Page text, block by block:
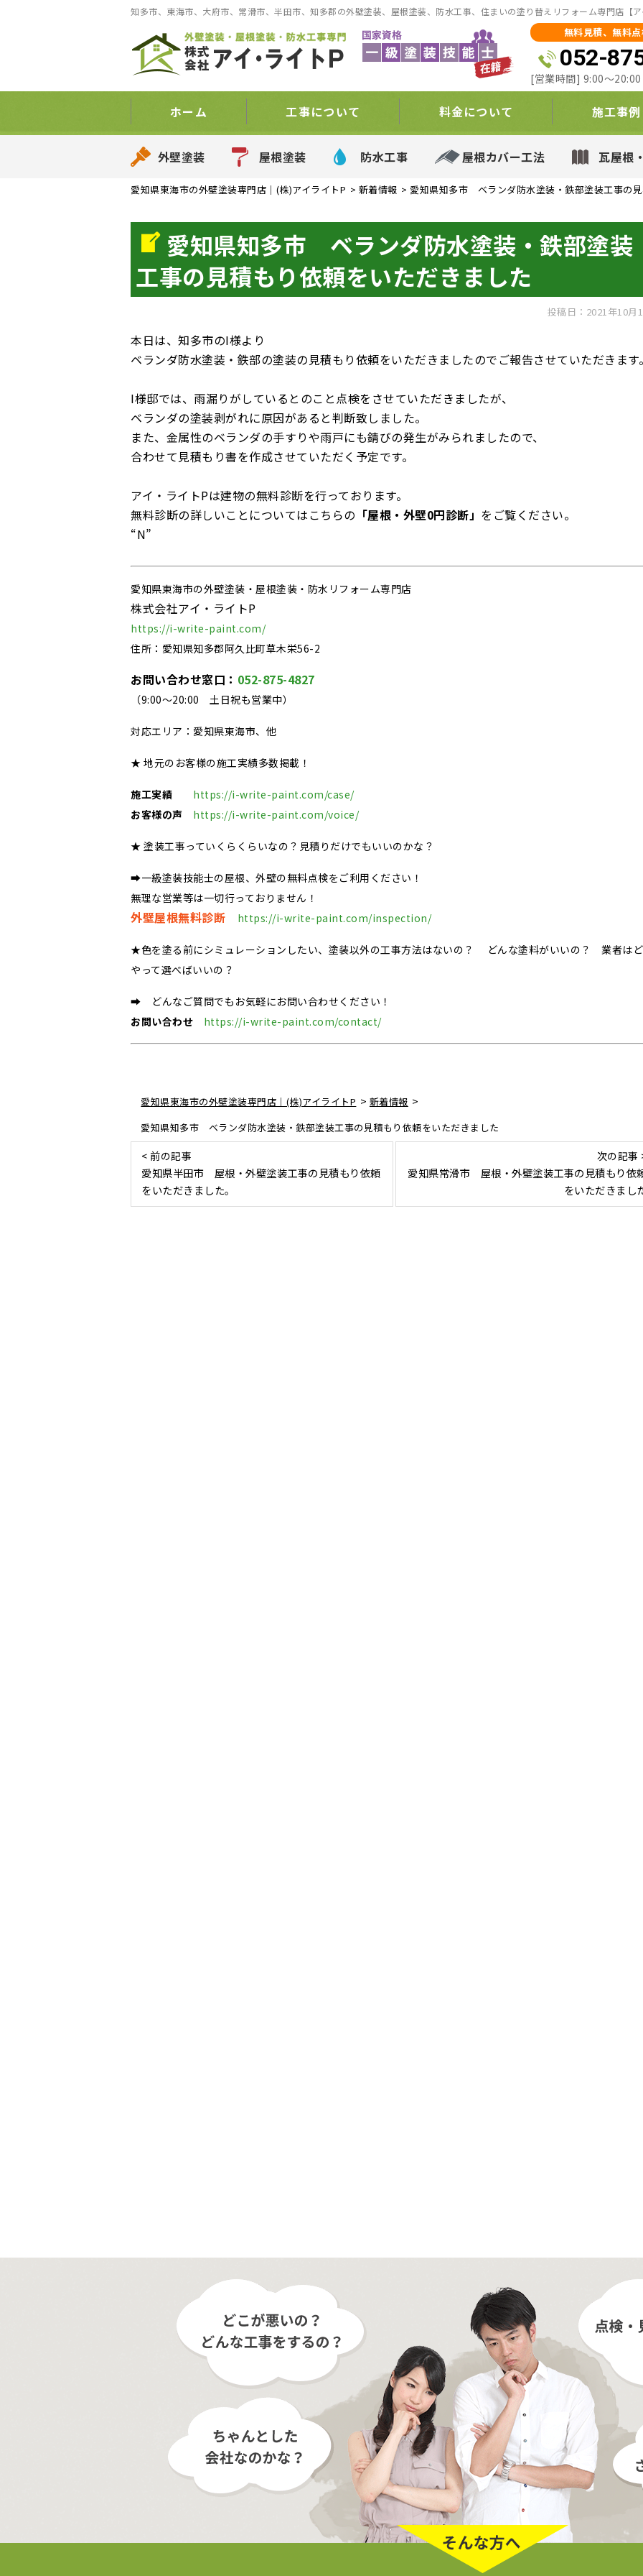
知多市、東海市、大府市、常滑市、半田市、知多郡の外壁塗装、屋根塗装、防水工事、住まいの塗り替えリフォーム専門店【
無料見積、無料
052-
[営業時間] 9:00～
ホーム 工事について 料金について 施工事例
外壁塗装 屋根塗装 防水工事 屋根カバー工法 瓦屋根
愛知県東海市の外壁塗装専門店｜(株)アイライトP > 新着情報 > 愛知県知多市 ベランダ防水塗装・鉄部塗装工事の
愛知県知多市 ベランダ防水塗装・鉄部塗装
工事の見積もり依頼をいただきました
投稿日：2021年10月
本日は、知多市のI様より
ベランダ防水塗装・鉄部の塗装の見積もり依頼をいただきましたのでご報告させていただきます
I様邸では、雨漏りがしているとのこと点検をさせていただきましたが、
ベランダの塗装剥がれに原因があると判断致しました。
また、金属性のベランダの手すりや雨戸にも錆びの発生がみられましたので、
合わせて見積もり書を作成させていただく予定です。
アイ・ライトPは建物の無料診断を行っております。
無料診断の詳しいことについてはこちらの 「屋根・外壁0円診断」 をご覧ください。
“N”
愛知県東海市の外壁塗装・屋根塗装・防水リフォーム専門店
株式会社アイ・ライトP
https://i-write-paint.com/
住所：愛知県知多郡阿久比町草木栄56-2
お問い合わせ窓口： 052-875-4827
（9:00～20:00 土日祝も営業中）
対応エリア：愛知県東海市、他
★ 地元のお客様の施工実績多数掲載！
施工実績
https://i-write-paint.com/case/
お客様の声
https://i-write-paint.com/voice/
★ 塗装工事っていくらくらいなの？見積りだけでもいいのかな？
➡一級塗装技能士の屋根、外壁の無料点検をご利用ください！
無理な営業等は一切行っておりません！
外壁屋根無料診断 https://i-write-paint.com/inspection/
★色を塗る前にシミュレーションしたい、塗装以外の工事方法はないの？ どんな塗料がいいの？ 業者は
やって選べばいいの？
➡ どんなご質問でもお気軽にお問い合わせください！
お問い合わせ
https://i-write-paint.com/contact/
愛知県東海市の外壁塗装専門店｜(株)アイライトP > 新着情報 >
愛知県知多市 ベランダ防水塗装・鉄部塗装工事の見積もり依頼をいただきました
< 前の記事
愛知県半田市 屋根・外壁塗装工事の見積もり依頼
をいただきました。
次の記事
愛知県常滑市 屋根・外壁塗装工事の見積もり依
をいただきまし